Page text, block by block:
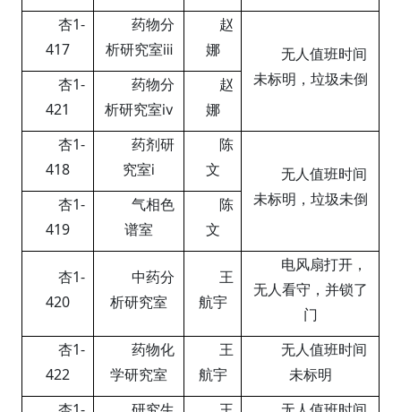
杏1-
417
药物分
析研究室ⅲ
赵
娜
无人值班时间
未标明，垃圾未倒
杏1-
421
药物分
析研究室ⅳ
赵
娜
杏1-
418
药剂研
究室ⅰ
陈
文
无人值班时间
未标明，垃圾未倒
杏1-
419
气相色
谱室
陈
文
杏1-
420
中药分
析研究室
王
航宇
电风扇打开，
无人看守，并锁了
门
杏1-
422
药物化
学研究室
王
航宇
无人值班时间
未标明